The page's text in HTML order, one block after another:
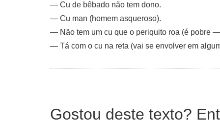
— Cu de bêbado não tem dono.
— Cu man (homem asqueroso).
— Não tem um cu que o periquito roa (é pobre
— Tá com o cu na reta (vai se envolver em
Gostou deste texto?